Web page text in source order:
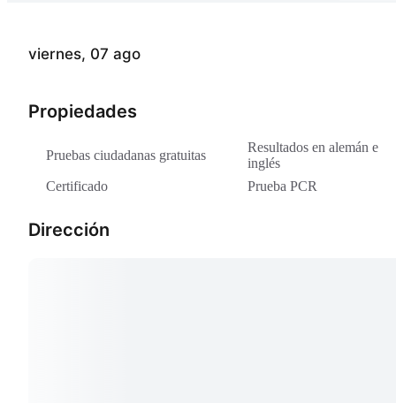
viernes, 07 ago
Propiedades
Pruebas ciudadanas gratuitas
Resultados en alemán e
inglés
Certificado
Prueba PCR
Dirección